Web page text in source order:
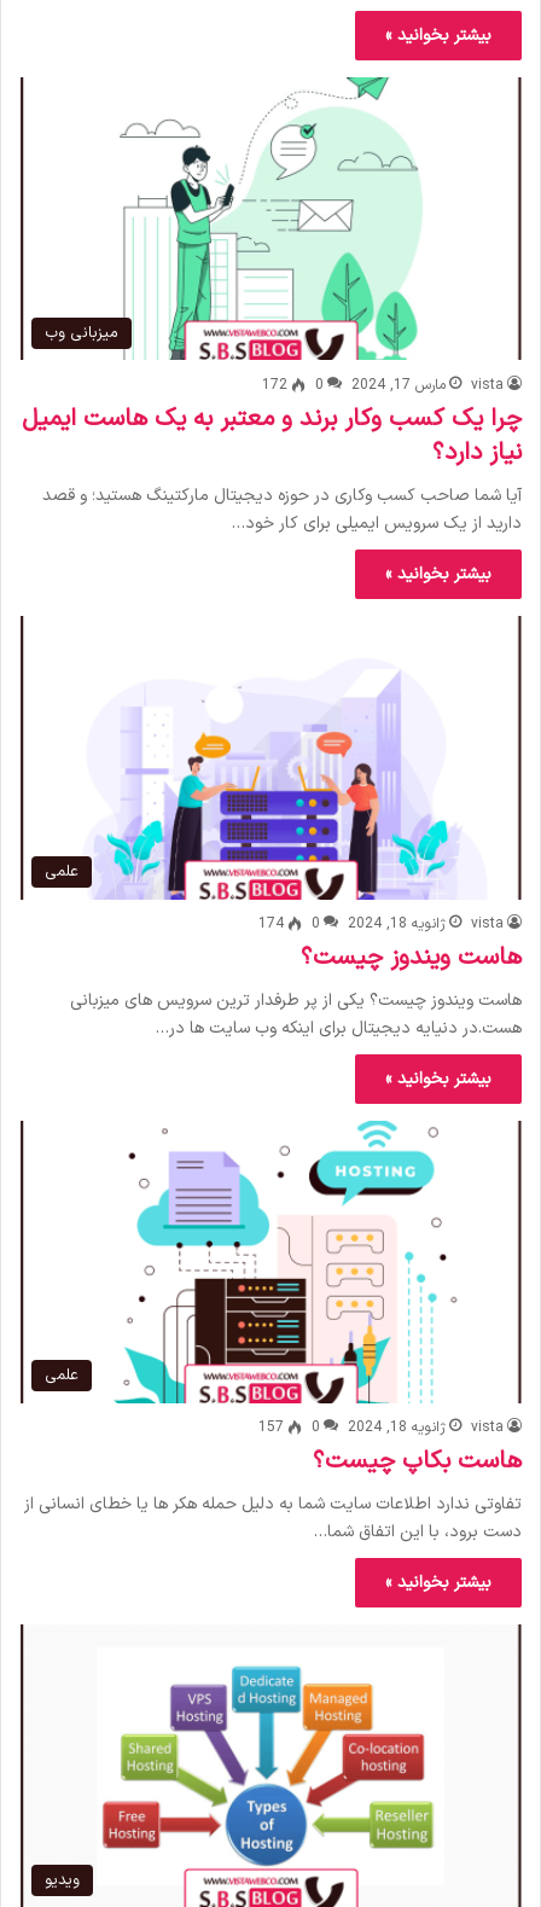
بیشتر بخوانید »
میزبانی وب
vista مارس 17, 2024 0
172
چرا یک کسب وکار برند و معتبر به یک هاست ایمیل
نیاز دارد؟
آیا شما صاحب کسب وکاری در حوزه دیجیتال مارکتینگ هستید؛ و قصد
دارید از یک سرویس ایمیلی برای کار خود…
بیشتر بخوانید »
علمی
vista ژانویه 18, 2024 0
174
هاست ویندوز چیست؟
هاست ویندوز چیست؟ یکی از پر طرفدار ترین سرویس های میزبانی
هست.در دنیایه دیجیتال برای اینکه وب سایت ها در…
بیشتر بخوانید »
علمی
vista ژانویه 18, 2024 0
157
هاست بکاپ چیست؟
تفاوتی ندارد اطلاعات سایت شما به دلیل حمله هکر ها یا خطای انسانی از
دست برود، با این اتفاق شما…
بیشتر بخوانید »
ویدیو